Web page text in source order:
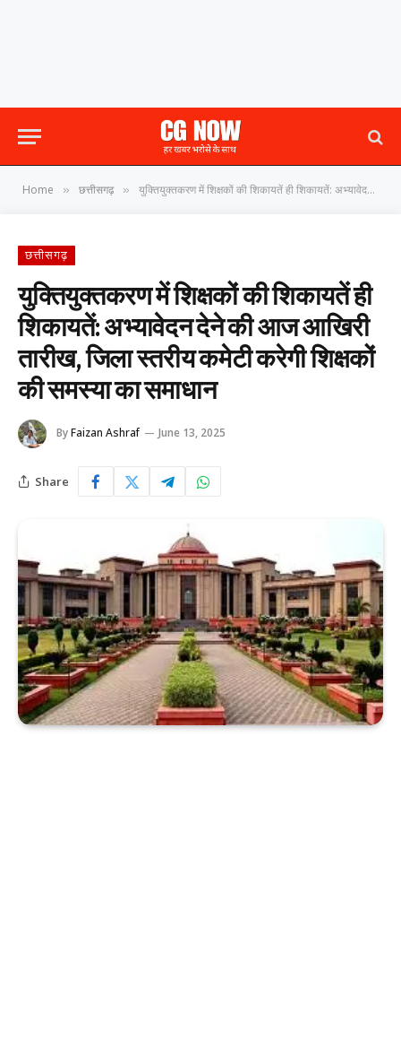
Home » छत्तीसगढ़ » युक्तियुक्तकरण में शिक्षकों की शिकायतें ही शिकायतें: अभ्यावेदन देने की आज आखिरी तारीख, जिला स्तरीय कमेटी करेगी शिक्षकों की समस्या का समाधान
छत्तीसगढ़
युक्तियुक्तकरण में शिक्षकों की शिकायतें ही
शिकायतें: अभ्यावेदन देने की आज आखिरी
तारीख, जिला स्तरीय कमेटी करेगी शिक्षकों
की समस्या का समाधान
ByFaizan Ashraf June 13, 2025
Share